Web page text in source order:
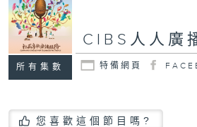
所有集數
CIBS人人廣
特備網頁
您喜歡這個節目嗎?